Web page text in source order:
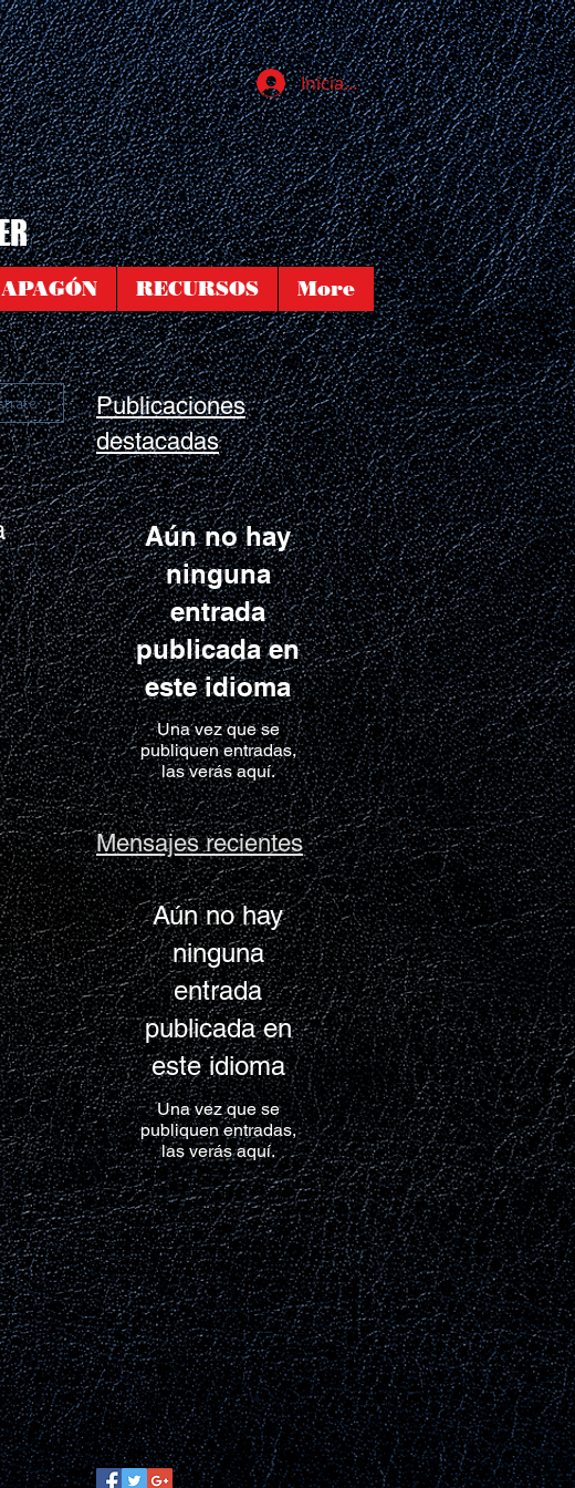
Iniciar sesión
APAGÓN RECURSOS More
Publicaciones
destacadas
Aún no hay
ninguna
entrada
publicada en
este idioma
Una vez que se
publiquen entradas,
las verás aquí.
Mensajes recientes
Aún no hay
ninguna
entrada
publicada en
este idioma
Una vez que se
publiquen entradas,
las verás aquí.
Archivo
No hay entradas todavía.
Buscar Por Etiquetas
No hay etiquetas aún.
Síguenos